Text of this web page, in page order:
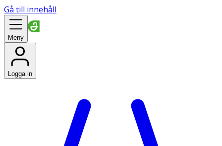
Gå till innehåll
Meny
Logga in